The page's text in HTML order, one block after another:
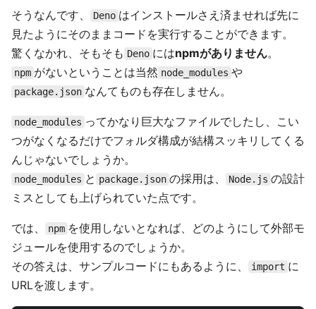
そうなんです、 Deno はインストールさえ済ませれば先に
見たようにそのままコードを実行することができます。
驚くなかれ、そもそも Deno にはnpmがありません。
npm がないということは当然 node_modules や
package.json なんてものも存在しません。
node_modules ってかなり巨大なファイルでしたし、こい
つがなくなるだけでフォルダ構成が結構スッキリしてくる
んじゃないでしょうか。
node_modules と package.json の採用は、 Node.js の設計
ミスとしても上げられていた点です。
では、 npm を使用しないとなれば、どのようにして外部モ
ジュールを使用するのでしょうか。
その答えは、サンプルコードにもあるように、
import に
URLを渡します。